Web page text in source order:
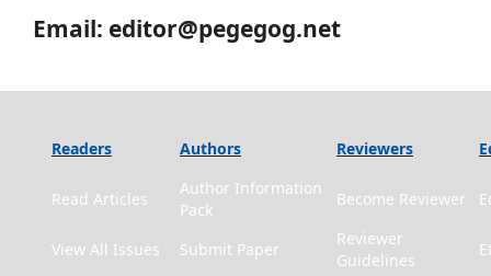
Email: editor@pegegog.net
Readers Authors Reviewers
Read Articles
Author Information
Pack
Become Reviewer
View All Issues Submit Paper
Reviewer
Guidelines